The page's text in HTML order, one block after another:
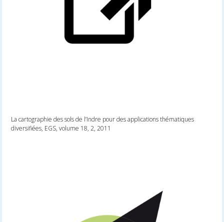
La cartographie des sols de l’Indre pour des applications thématiques
diversifiées, EGS, volume 18, 2, 2011